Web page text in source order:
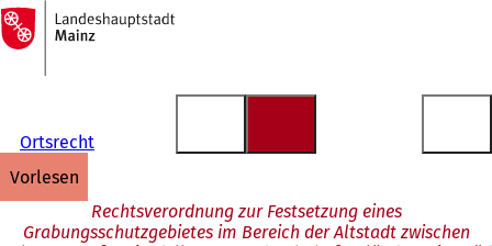
Inhalt anspringen
Zur
Startseite
Ortsrecht
vorlesen
Rechtsverordnung zur Festsetzung eines
Grabungsschutzgebietes im Bereich der Altstadt zwischen